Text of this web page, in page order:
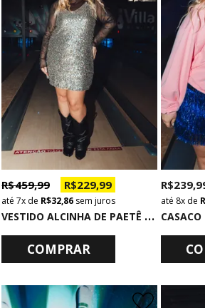
V
ESTIDO ALCINHA DE PAETÊ PRATA GLOW
R$ 459,99 R$ 229,99
7x de R$ 32,86 sem juros
COMPRAR
R$
8xde